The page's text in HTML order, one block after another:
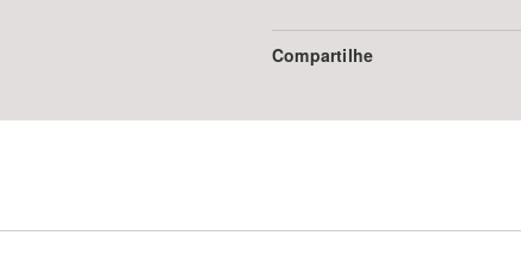
Compartilhe